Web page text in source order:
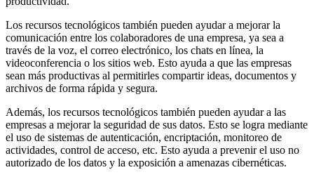
Los recursos tecnológicos también pueden ayudar a mejorar la
comunicación entre los colaboradores de una empresa, ya sea a
través de la voz, el correo electrónico, los chats en línea, la
videoconferencia o los sitios web. Esto ayuda a que las empresas
sean más productivas al permitirles compartir ideas, documentos y
archivos de forma rápida y segura.
Además, los recursos tecnológicos también pueden ayudar a las
empresas a mejorar la seguridad de sus datos. Esto se logra mediante
el uso de sistemas de autenticación, encriptación, monitoreo de
actividades, control de acceso, etc. Esto ayuda a prevenir el uso no
autorizado de los datos y la exposición a amenazas cibernéticas.